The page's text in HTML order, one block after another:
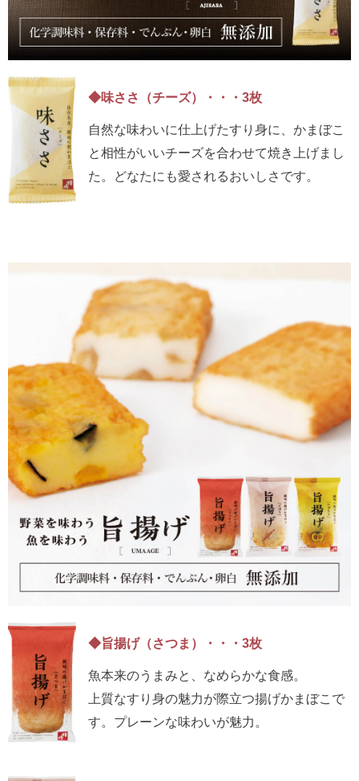
◆味ささ（チーズ）・・・3枚
自然な味わいに仕上げたすり身に、かまぼこ
と相性がいいチーズを合わせて焼き上げまし
た。どなたにも愛されるおいしさです。
◆旨揚げ（さつま）・・・3枚
魚本来のうまみと、なめらかな食感。
上質なすり身の魅力が際立つ揚げかまぼこで
す。プレーンな味わいが魅力。